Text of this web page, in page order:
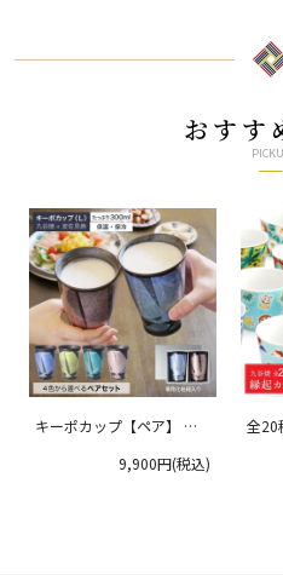
おすす
キーポカップ【ペア】 ラ
9,900円(税込)
全20